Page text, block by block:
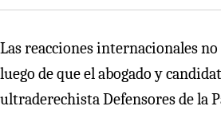
Las reacciones internacionales
luego de que el abogado y
ultraderechista Defensores de la